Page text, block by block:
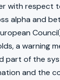
with respect
alpha and
a warning
part of the
and the